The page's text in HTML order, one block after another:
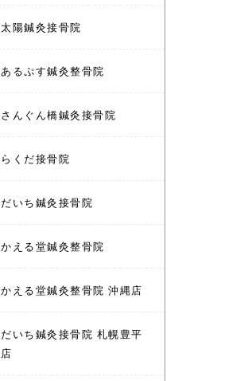
太陽鍼灸接骨院
あるぷす鍼灸整骨院
さんぐん橋鍼灸接骨院
らくだ接骨院
だいち鍼灸接骨院
かえる堂鍼灸整骨院
かえる堂鍼灸整骨院 沖縄店
だいち鍼灸接骨院 札幌豊平
店